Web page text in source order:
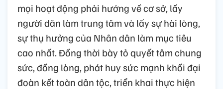
mọi hoạt động phải hướng về cơ sở, lấy
người dân làm trung tâm và lấy sự hài lòng,
sự thụ hưởng của Nhân dân làm mục tiêu
cao nhất. Đồng thời bày tỏ quyết tâm chung
sức, đồng lòng, phát huy sức mạnh khối đại
đoàn kết toàn dân tộc, triển khai thực hiện